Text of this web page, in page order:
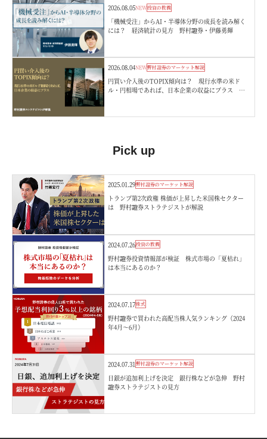
2026.08.05NEW投資の教養
「機械受注」からAI・半導体分野の成長を読み解く
には？ 経済統計の見方 野村證券・伊藤勇輝
2026.08.04NEW野村證券のマーケット解説
円買い介入後のTOPIX傾向は？ 現行水準の米ド
ル・円相場であれば、日本企業の収益にプラス 野
Pick up
2025.01.29野村證券のマーケット解説
トランプ第2次政権 株価が上昇した米国株セクター
は 野村證券ストラテジストが解説
2024.07.26投資の教養
野村證券投資情報部が検証 株式市場の「夏枯れ」
は本当にあるのか？
2024.07.17株式
野村證券で買われた高配当株人気ランキング（2024
年4月～6月）
2024.07.31 野村證券のマーケット解説
日銀が追加利上げを決定 銀行株などが急伸 野村
證券ストラテジストの見方